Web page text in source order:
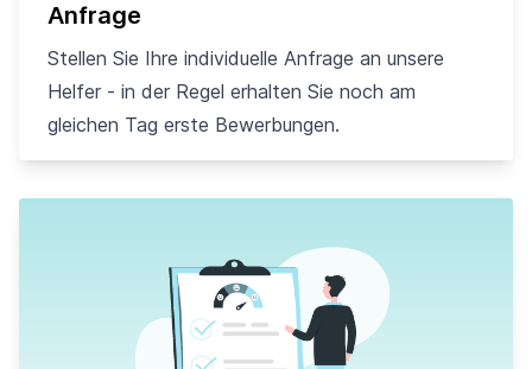
Anfrage
Stellen Sie Ihre individuelle Anfrage an unsere
Helfer - in der Regel erhalten Sie noch am
gleichen Tag erste Bewerbungen.